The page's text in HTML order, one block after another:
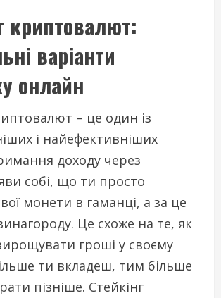
криптовалют:
варіанти
онлайн
– це один із
і найефективніших
доходу через
собі, що ти просто
монети в гаманці, а за це
Це схоже на те, як
гроші у своєму
ти вкладеш, тим більше
пізніше. Стейкінг